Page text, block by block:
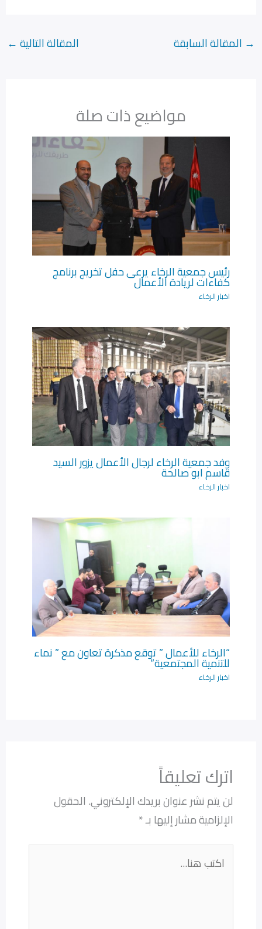
→ المقالة السابقة المقالة التالية ←
مواضيع ذات صلة
رئيس جمعية الرخاء يرعى حفل تخريج برنامج
كفاءات لريادة الأعمال‎
اخبار الرخاء
وفد جمعية الرخاء لرجال الأعمال يزور السيد
قاسم ابو صالحة
اخبار الرخاء
“الرخاء للأعمال ” توقع مذكرة تعاون مع ” نماء
للتنمية المجتمعية”
اخبار الرخاء
اترك تعليقاً
لن يتم نشر عنوان بريدك الإلكتروني. الحقول
الإلزامية مشار إليها بـ*
هنا...